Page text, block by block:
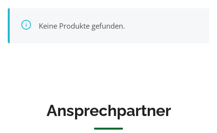
Keine Produkte gefunden.
Ansprechpartner